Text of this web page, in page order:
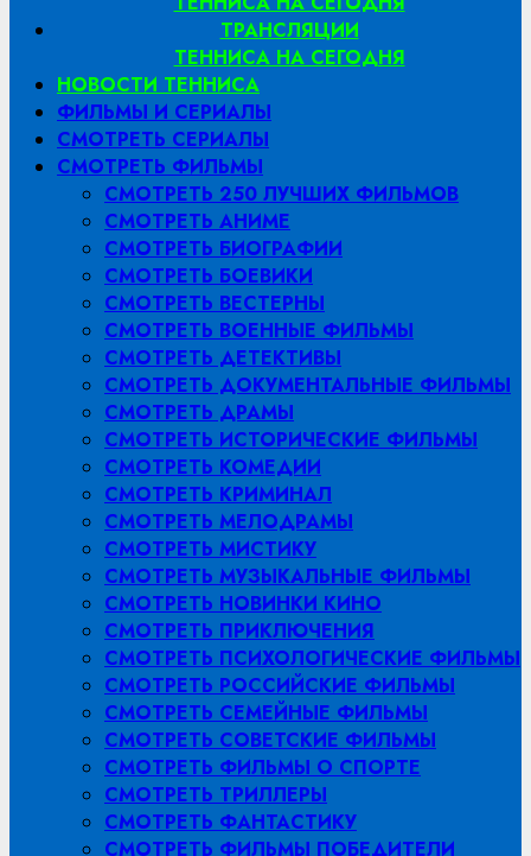
ТРАНСЛЯЦИИ
ТЕННИСА НА СЕГОДНЯ
НОВОСТИ ТЕННИСА
ФИЛЬМЫ И СЕРИАЛЫ
СМОТРЕТЬ СЕРИАЛЫ
СМОТРЕТЬ ФИЛЬМЫ
СМОТРЕТЬ 250 ЛУЧШИХ ФИЛЬМОВ
СМОТРЕТЬ АНИМЕ
СМОТРЕТЬ БИОГРАФИИ
СМОТРЕТЬ БОЕВИКИ
СМОТРЕТЬ ВЕСТЕРНЫ
СМОТРЕТЬ ВОЕННЫЕ ФИЛЬМЫ
СМОТРЕТЬ ДЕТЕКТИВЫ
СМОТРЕТЬ ДОКУМЕНТАЛЬНЫЕ ФИЛЬМЫ
СМОТРЕТЬ ДРАМЫ
СМОТРЕТЬ ИСТОРИЧЕСКИЕ ФИЛЬМЫ
СМОТРЕТЬ КОМЕДИИ
СМОТРЕТЬ КРИМИНАЛ
СМОТРЕТЬ МЕЛОДРАМЫ
СМОТРЕТЬ МИСТИКУ
СМОТРЕТЬ МУЗЫКАЛЬНЫЕ ФИЛЬМЫ
СМОТРЕТЬ НОВИНКИ КИНО
СМОТРЕТЬ ПРИКЛЮЧЕНИЯ
СМОТРЕТЬ ПСИХОЛОГИЧЕСКИЕ ФИЛЬМЫ
СМОТРЕТЬ РОССИЙСКИЕ ФИЛЬМЫ
СМОТРЕТЬ СЕМЕЙНЫЕ ФИЛЬМЫ
СМОТРЕТЬ СОВЕТСКИЕ ФИЛЬМЫ
СМОТРЕТЬ ФИЛЬМЫ О СПОРТЕ
СМОТРЕТЬ ТРИЛЛЕРЫ
СМОТРЕТЬ ФАНТАСТИКУ
СМОТРЕТЬ ФИЛЬМЫ ПОБЕДИТЕЛИ